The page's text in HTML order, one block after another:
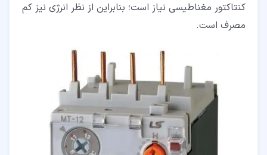
کنتاکتور مغناطیسی نیاز است؛ بنابراین از نظر انرژی نیز کم
مصرف است.